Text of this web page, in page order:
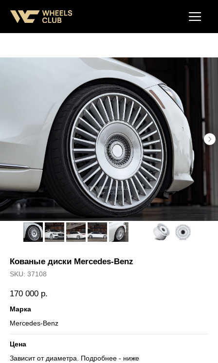
Кованые диски Mercedes-Benz
SKU: 37108
170 000 р.
Марка
Mercedes-Benz
Цена
Зависит от диаметра. Подробнее - ниже